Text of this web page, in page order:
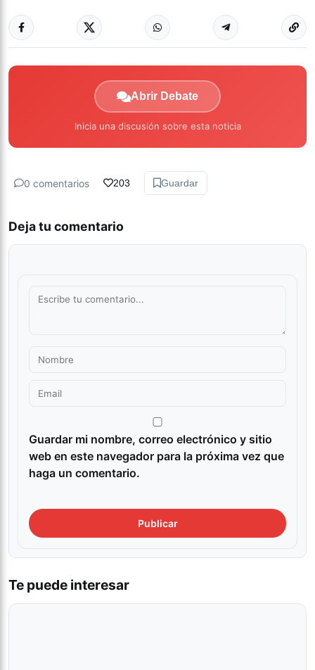
Abrir Debate
Inicia una discusión sobre esta noticia
0 comentarios 203 Guardar
Deja tu comentario
Guardar mi nombre, correo electrónico y sitio
web en este navegador para la próxima vez que
haga un comentario.
Te puede interesar